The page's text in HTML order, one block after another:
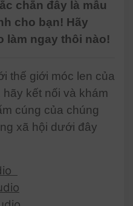
chắn đây là mẫu
cho bạn! Hãy
làm ngay thôi nào!
thế giới móc len của
kết nối và khám
cúng của chúng
xã hội dưới đây